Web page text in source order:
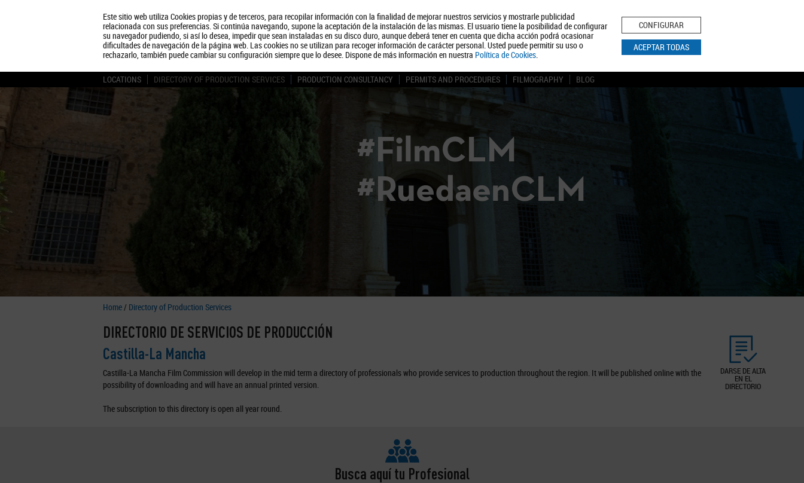
Este sitio web utiliza Cookies propias y de terceros, para recopilar información con la finalidad de mejorar nuestros servicios y mostrarle publicidad
relacionada con sus preferencias. Si continúa navegando, supone la aceptación de la instalación de las mismas. El usuario tiene la posibilidad de configurar
su navegador pudiendo, si así lo desea, impedir que sean instaladas en su disco duro, aunque deberá tener en cuenta que dicha acción podrá ocasionar
dificultades de navegación de la página web. Las cookies no se utilizan para recoger información de carácter personal. Usted puede permitir su uso o
rechazarlo, también puede cambiar su configuración siempre que lo desee. Dispone de más información en nuestra Política de Cookies.
CONFIGURAR
ACEPTAR TODAS
About us Tourism Política de Privacidad Aviso Legal Política de Cookies
BUSCAR
LOCATIONS DIRECTORY OF PRODUCTION SERVICES PRODUCTION CONSULTANCY PERMITS AND PROCEDURES FILMOGRAPHY BLOG
#FilmCLM
#RuedaenCLM
Home/ Directory of Production Services
DARSE DE ALTA
EN EL
DIRECTORIO
DIRECTORIO DE SERVICIOS DE PRODUCCIÓN
Castilla-La Mancha
Castilla-La Mancha Film Commission will develop in the mid term a directory of professionals who provide services to production throughout the region. It will be published online with the
possibility of downloading and will have an annual printed version.
The subscription to this directory is open all year round.
Busca aquí tu Profesional